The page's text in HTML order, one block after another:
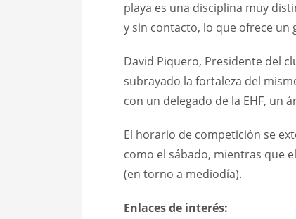
playa es una disciplina muy
y sin contacto, lo que ofrece un
David Piquero, Presidente del
subrayado la fortaleza del
con un delegado de la EHF, un
El horario de competición se
como el sábado, mientras que
(en torno a mediodía).
Enlaces de interés: